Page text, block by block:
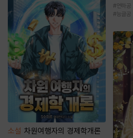
소설 차원여행자의 경제학개론
#연하공
#능글공